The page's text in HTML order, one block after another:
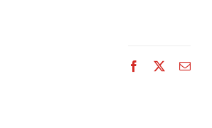
Facebook Email